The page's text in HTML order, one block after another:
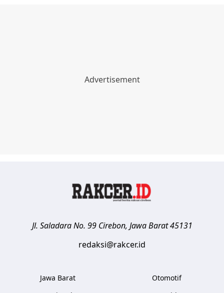
Jl. Saladara No. 99 Cirebon, Jawa Barat 45131
redaksi@rakcer.id
Jawa Barat
Otomotif